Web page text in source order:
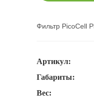
Фильтр PicoCell
Артикул:
Габариты:
Вес: